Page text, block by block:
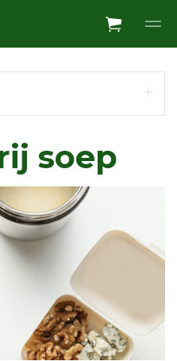
naar de inhoud
soep